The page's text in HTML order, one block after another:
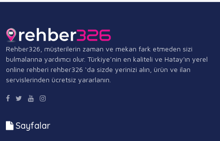
Rehber326, müşterilerin zaman ve mekan fark etmeden sizi
bulmalarına yardımcı olur. Türkiye’nin en kaliteli ve Hatay'ın yerel
online rehberi rehber326 ‘da sizde yerinizi alın, ürün ve ilan
servislerinden ücretsiz yararlanın.
Sayfalar